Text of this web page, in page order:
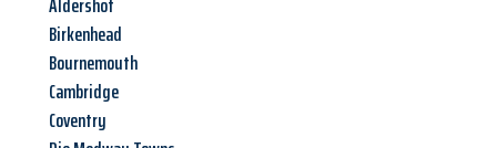
Birkenhead
Bournemouth
Cambridge
Coventry